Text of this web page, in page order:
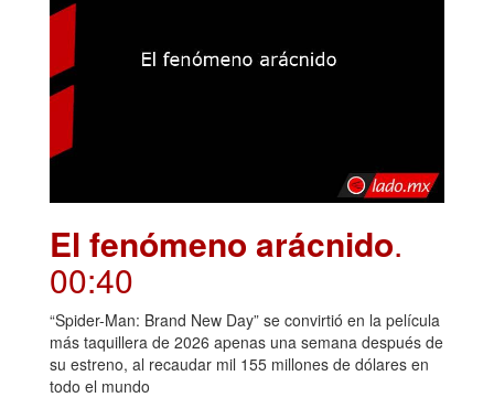
El fenómeno arácnido.
00:40
“Spider-Man: Brand New Day” se convirtió en la película
más taquillera de 2026 apenas una semana después de
su estreno, al recaudar mil 155 millones de dólares en
todo el mundo